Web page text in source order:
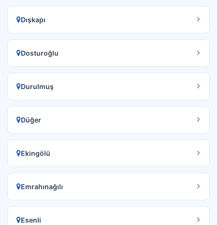
Dışkapı
Dosturoğlu
Durulmuş
Düğer
Ekingölü
Emrahınağılı
Esenli